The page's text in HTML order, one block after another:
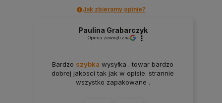
Jak zbieramy opinie?
Paulina Grabarczyk
Opinia zewnętrzna
Bardzo szybka wysyłka . towar bardzo
dobrej jakosci tak jak w opisie. strannie
wszystko zapakowane .